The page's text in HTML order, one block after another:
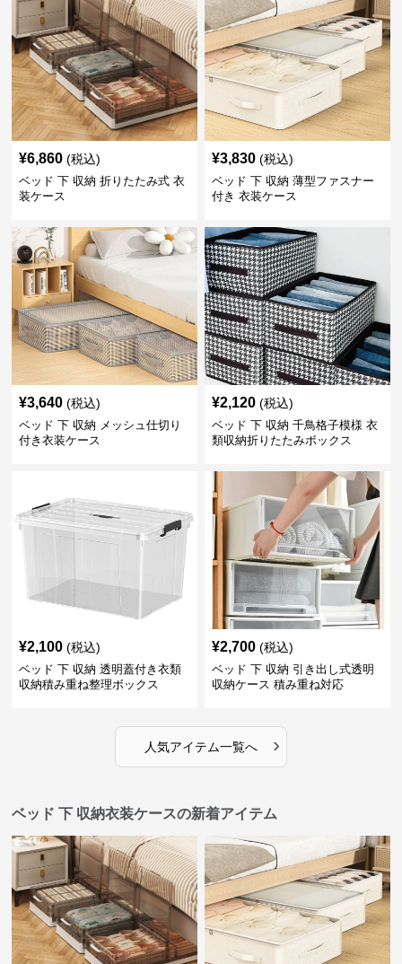
¥6,860 (税込)
ベッド 下 収納 折りたたみ式 衣
装ケース
¥3,830 (税込)
ベッド 下 収納 薄型ファスナー
付き 衣装ケース
¥3,640 (税込)
ベッド 下 収納 メッシュ仕切り
付き衣装ケース
¥2,120 (税込)
ベッド 下 収納 千鳥格子模様 衣
類収納折りたたみボックス
¥2,100 (税込)
ベッド 下 収納 透明蓋付き衣類
収納積み重ね整理ボックス
¥2,700 (税込)
ベッド 下 収納 引き出し式透明
収納ケース 積み重ね対応
人気アイテム一覧へ ›
ベッド 下 収納衣装ケースの新着アイテム